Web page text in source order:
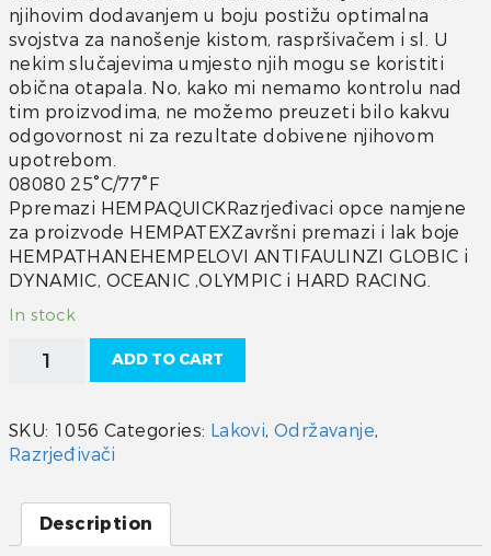
njihovim dodavanjem u boju postižu optimalna
svojstva za nanošenje kistom, raspršivačem i sl. U
nekim slučajevima umjesto njih mogu se koristiti
obična otapala. No, kako mi nemamo kontrolu nad
tim proizvodima, ne možemo preuzeti bilo kakvu
odgovornost ni za rezultate dobivene njihovom
upotrebom.
08080 25°C/77°F
Ppremazi HEMPAQUICKRazrjeđivaci opce namjene
za proizvode HEMPATEXZavršni premazi i lak boje
HEMPATHANEHEMPELOVI ANTIFAULINZI GLOBIC i
DYNAMIC, OCEANIC ,OLYMPIC i HARD RACING.
In stock
Hempel
Razrijeđivač
quantity
ADD TO CART
SKU: 1056 Categories: Lakovi,Održavanje,
Razrjeđivači
Description